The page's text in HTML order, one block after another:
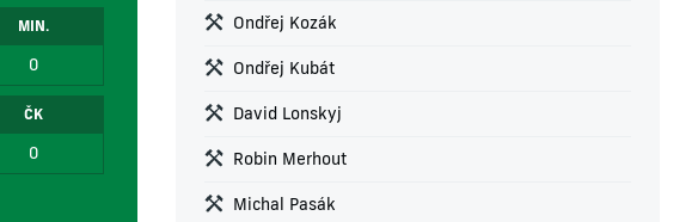
MIN.
0
ČK
0
Ondřej Kozák
Ondřej Kubát
David Lonskyj
Robin Merhout
Michal Pasák